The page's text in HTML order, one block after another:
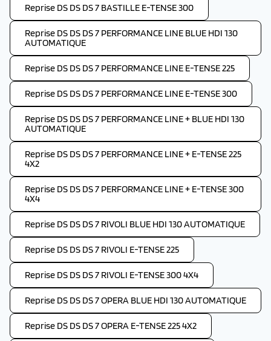
Reprise DS DS DS 7 BASTILLE E-TENSE 300
Reprise DS DS DS 7 PERFORMANCE LINE BLUE HDI 130
AUTOMATIQUE
Reprise DS DS DS 7 PERFORMANCE LINE E-TENSE 225
Reprise DS DS DS 7 PERFORMANCE LINE E-TENSE 300
Reprise DS DS DS 7 PERFORMANCE LINE + BLUE HDI 130
AUTOMATIQUE
Reprise DS DS DS 7 PERFORMANCE LINE + E-TENSE 225
4X2
Reprise DS DS DS 7 PERFORMANCE LINE + E-TENSE 300
4X4
Reprise DS DS DS 7 RIVOLI BLUE HDI 130 AUTOMATIQUE
Reprise DS DS DS 7 RIVOLI E-TENSE 225
Reprise DS DS DS 7 RIVOLI E-TENSE 300 4X4
Reprise DS DS DS 7 OPERA BLUE HDI 130 AUTOMATIQUE
Reprise DS DS DS 7 OPERA E-TENSE 225 4X2